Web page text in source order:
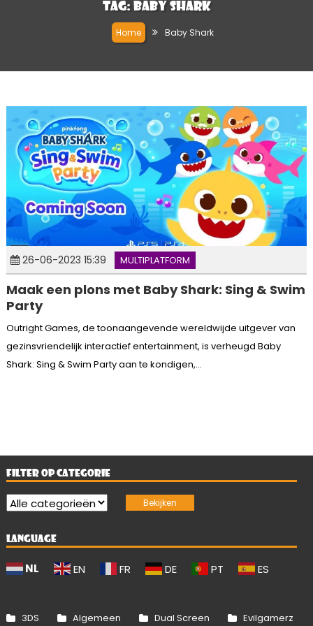
Tag: Baby Shark
Home Baby Shark
26-06-2023 15:39 MULTIPLATFORM
Maak een plons met Baby Shark: Sing & Swim
Party
Outright Games, de toonaangevende wereldwijde uitgever van
gezinsvriendelijk interactief entertainment, is verheugd Baby
Shark: Sing & Swim Party aan te kondigen,...
FILTER OP CATEGORIE
LANGUAGE
NL EN FR DE PT ES
3DS Algemeen Dual Screen Evilgamerz